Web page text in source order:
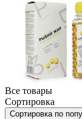
Все товары
Сортировка
Сортировка по